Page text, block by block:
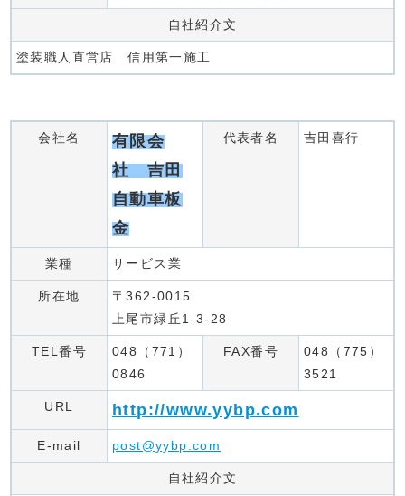
自社紹介文
塗装職人直営店 信用第一施工
会社名
有限会
社 吉田
自動車板
金
代表者名 吉田喜行
業種 サービス業
所在地
〒362-0015
上尾市緑丘1-3-28
TEL番号
048（771）
0846
FAX番号
048（775）
3521
URL http://www.yybp.com
E-mail post@yybp.com
自社紹介文